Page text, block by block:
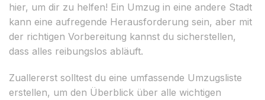
hier, um dir zu helfen! Ein Umzug in eine andere Stadt
kann eine aufregende Herausforderung sein, aber mit
der richtigen Vorbereitung kannst du sicherstellen,
dass alles reibungslos abläuft.
Zuallererst solltest du eine umfassende Umzugsliste
erstellen, um den Überblick über alle wichtigen